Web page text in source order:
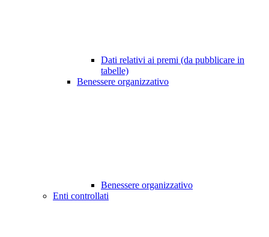
Dati relativi ai premi (da pubblicare in
tabelle)
Benessere organizzativo
Benessere organizzativo
Enti controllati